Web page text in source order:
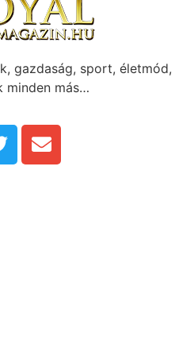
gazdaság, sport, életmód,
minden más…